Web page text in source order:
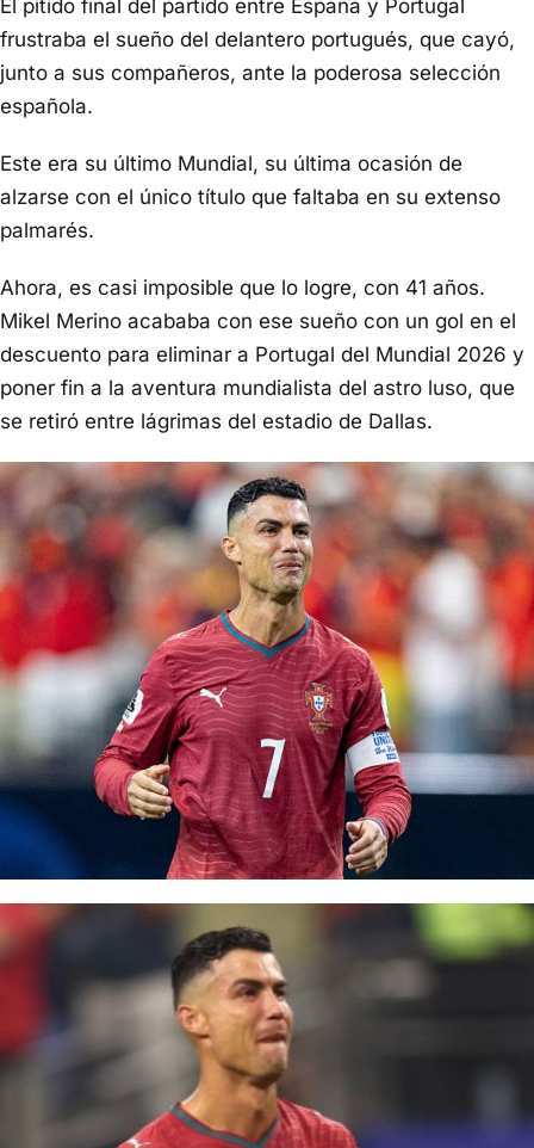
El pitido final del partido entre España y Portugal
frustraba el sueño del delantero portugués, que cayó,
junto a sus compañeros, ante la poderosa selección
española.
Este era su último Mundial, su última ocasión de
alzarse con el único título que faltaba en su extenso
palmarés.
Ahora, es casi imposible que lo logre, con 41 años.
Mikel Merino acababa con ese sueño con un gol en el
descuento para eliminar a Portugal del Mundial 2026 y
poner fin a la aventura mundialista del astro luso, que
se retiró entre lágrimas del estadio de Dallas.